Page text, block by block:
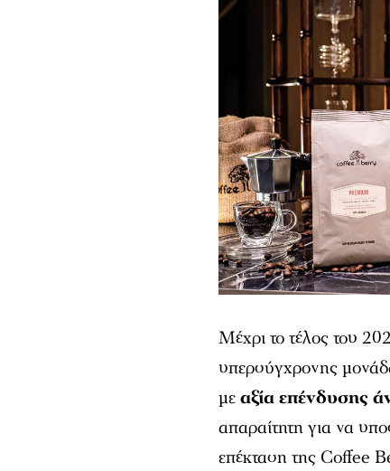
Μέχρι το τέλος του
υπερσύγχρονης
μεαξία επένδυσης
απαραίτητη για να
επέκταση της Coffee